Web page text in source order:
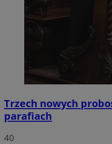
Trzech nowych
parafiach
40